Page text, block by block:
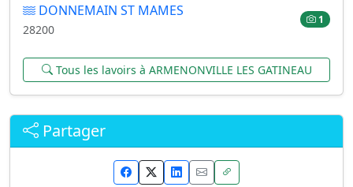
DONNEMAIN ST MAMES
28200
1
Tous les lavoirs à ARMENONVILLE LES GATINEAU
Partager